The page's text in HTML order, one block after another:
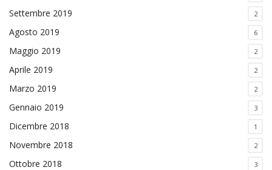
Settembre 2019 2
Agosto 2019 6
Maggio 2019 2
Aprile 2019 2
Marzo 2019 2
Gennaio 2019 3
Dicembre 2018 1
Novembre 2018 2
Ottobre 2018 3